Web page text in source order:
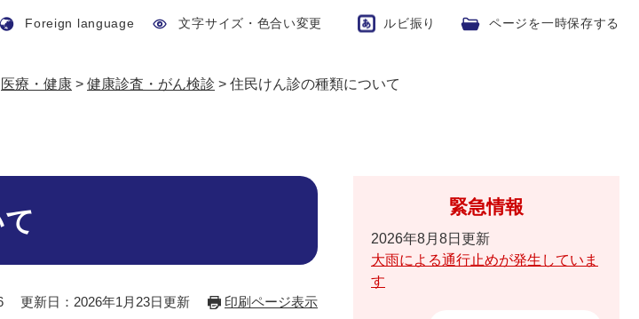
Foreign language 文字サイズ・色合い変更 ルビ振り ページを一時保存する
医療・健康 > 健康診査・がん検診 > 住民けん診の種類について
更新日：2026年1月23日更新 印刷ページ表示
緊急情報
2026年8月8日更新
大雨による通行止めが発生していま
す